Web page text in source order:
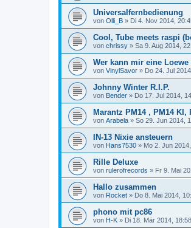
Universalfernbedienung
von Olli_B » Di 4. Nov 2014,
Cool, Tube meets raspi
von chrissy » Sa 9. Aug 2014,
Wer kann mir eine
von VinylSavor » Do 24. Jul
Johnny Winter R.I.P.
von Bender » Do 17. Jul 2014,
Marantz PM14 , PM14
von Arabela » So 29. Jun 2014,
IN-13 Nixie ansteuern
von Hans7530 » Mo 2. Jun
Rille Deluxe
von rulerofrecords » Fr 9. Mai
Hallo zusammen
von Rocket » Do 8. Mai 2014,
phono mit pc86
von H-K » Di 18. Mär 2014, 18:58